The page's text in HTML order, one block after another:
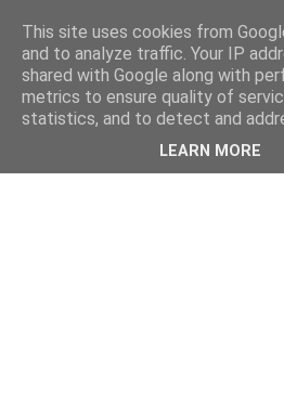
This site uses cookies from
and to analyze traffic. Your IP
shared with Google along with
metrics to ensure quality of
statistics, and to detect and
LEARN MORE